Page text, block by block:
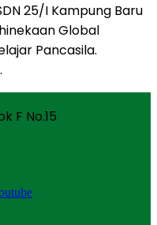
25/I Kampung Baru
Global
Pancasila.
F No.15